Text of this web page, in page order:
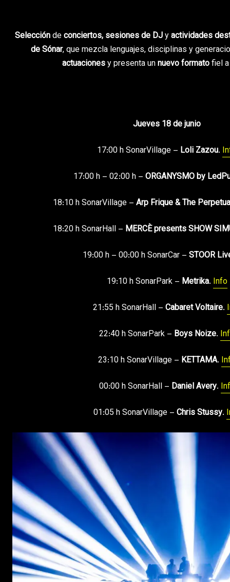
Seleccióndeconciertos, sesiones de DJyactividades
de Sónar, que mezcla lenguajes, disciplinas y
actuacionesy presenta unnuevo formatofiel a
Jueves 18 de junio
17:00 h SonarVillage – Loli Zazou.
17:00 h – 02:00 h – ORGANYSMO by
18:10 hSonarVillage – Arp Frique & The
18:20 hSonarHall – MERCÈ presents SHOW
19:00 h – 00:00 h SonarCar – STOOR
19:10 h SonarPark – Metrika. Info
21:55 h SonarHall – Cabaret Voltaire.
22:40 h SonarPark – Boys Noize.
23:10 h SonarVillage – KETTAMA.
00:00 h SonarHall – Daniel Avery.
01:05 h SonarVillage – Chris Stussy.